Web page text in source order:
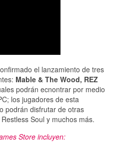
el lanzamiento de tres
Mable & The Wood, REZ
podrán ecnontrar por medio
los jugadores de esta
podrán disfrutar de otras
Soul y muchos más.
Store incluyen: